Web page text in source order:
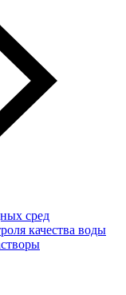
сред
качества воды